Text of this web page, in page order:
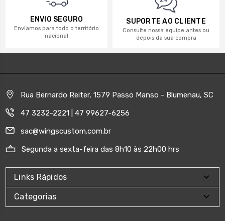
ENVIO SEGURO
Enviamos para todo o território
nacional
SUPORTE AO CLIENTE
Consulte nossa equipe antes ou
depois da sua compra
Rua Bernardo Reiter, 1579 Passo Manso - Blumenau, SC
47 3232-2221 | 47 99627-6256
sac@wingscustom.com.br
Segunda a sexta-feira das 8h10 às 22h00 hrs
Links Rápidos
Categorias